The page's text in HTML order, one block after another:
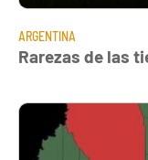
ARGENTINA
Rarezas de las